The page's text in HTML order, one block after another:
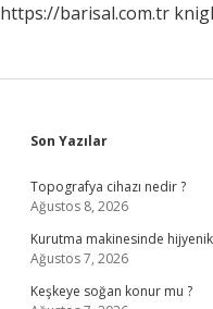
https://barisal.com.tr
Sidebar
Son Yazılar
Topografya cihazı nedir ?
Ağustos 8, 2026
Kurutma makinesinde
Ağustos 7, 2026
Keşkeye soğan konur mu ?